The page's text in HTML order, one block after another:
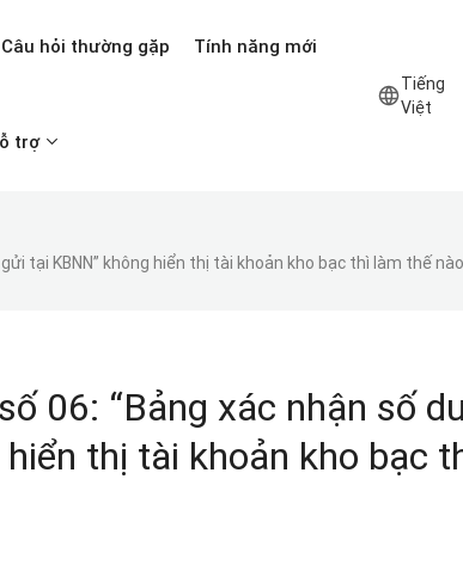
Câu hỏi thường gặp Tính năng mới
trợ
Tiếng
Việt
tại KBNN” không hiển thị tài khoản kho bạc thì làm thế
06: “Bảng xác nhận số
thị tài khoản kho bạc